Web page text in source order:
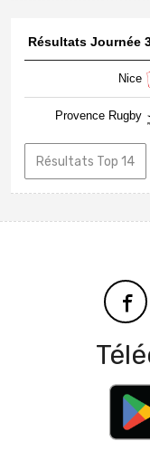
Résultats Journée
Nice
Provence Rugby
Résultats Top 14